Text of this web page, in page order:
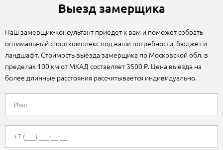
Выезд замерщика
Наш замерщик-консультант приедет к вам и поможет собрать
оптимальный спорткомплекс под ваши потребности, бюджет и
ландшафт. Стоимость выезда замерщика по Московской обл. в
пределах 100 км от МКАД составляет 3500 ₽. Цена выезда на
более длинные расстояния рассчитывается индивидуально.